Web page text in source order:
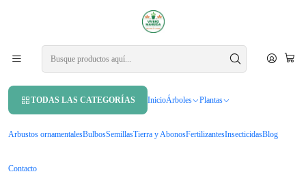
TODAS LAS CATEGORÍAS InicioÁrboles Plantas
Arbustos ornamentalesBulbosSemillasTierra y AbonosFertilizantesInsecticidasBlog
Contacto
APROVECHA UN 10% DE DCTO. EN TU PRIMERA COMPRA USANDO
Inicio Árboles
Ulmo Eucryphia Cordifolia Árbol Flor Ornamental